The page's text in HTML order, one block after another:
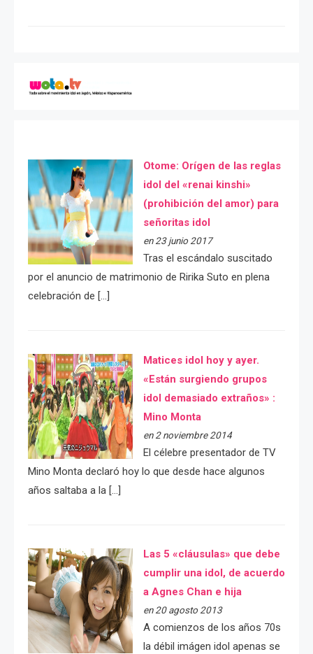
Otome: Orígen de las reglas
idol del «renai kinshi»
(prohibición del amor) para
señoritas idol
en 23 junio 2017
Tras el escándalo suscitado
por el anuncio de matrimonio de Ririka Suto en plena
celebración de […]
Matices idol hoy y ayer.
«Están surgiendo grupos
idol demasiado extraños» :
Mino Monta
en 2 noviembre 2014
El célebre presentador de TV
Mino Monta declaró hoy lo que desde hace algunos
años saltaba a la […]
Las 5 «cláusulas» que debe
cumplir una idol, de acuerdo
a Agnes Chan e hija
en 20 agosto 2013
A comienzos de los años 70s
la débil imágen idol apenas se